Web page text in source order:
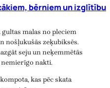
bērniem un izglītību
malas no pleciem
nošļukušās zeķubiksēs.
seju un neķemmētās
nakti.
kas pēc skata